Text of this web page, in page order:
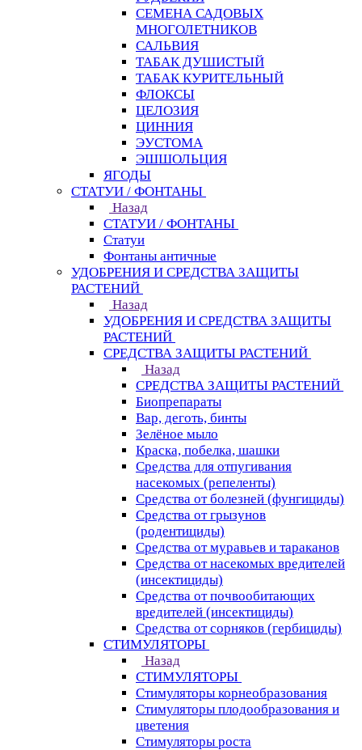
СЕМЕНА САДОВЫХ
МНОГОЛЕТНИКОВ
САЛЬВИЯ
ТАБАК ДУШИСТЫЙ
ТАБАК КУРИТЕЛЬНЫЙ
ФЛОКСЫ
ЦЕЛОЗИЯ
ЦИННИЯ
ЭУСТОМА
ЭШШОЛЬЦИЯ
ЯГОДЫ
СТАТУИ / ФОНТАНЫ
Назад
СТАТУИ / ФОНТАНЫ
Статуи
Фонтаны античные
УДОБРЕНИЯ И СРЕДСТВА ЗАЩИТЫ
РАСТЕНИЙ
Назад
УДОБРЕНИЯ И СРЕДСТВА ЗАЩИТЫ
РАСТЕНИЙ
СРЕДСТВА ЗАЩИТЫ РАСТЕНИЙ
Назад
СРЕДСТВА ЗАЩИТЫ РАСТЕНИЙ
Биопрепараты
Вар, деготь, бинты
Зелёное мыло
Краска, побелка, шашки
Средства для отпугивания
насекомых (репеленты)
Средства от болезней (фунгициды)
Средства от грызунов
(родентициды)
Средства от муравьев и тараканов
Средства от насекомых вредителей
(инсектициды)
Средства от почвообитающих
вредителей (инсектициды)
Средства от сорняков (гербициды)
СТИМУЛЯТОРЫ
Назад
СТИМУЛЯТОРЫ
Стимуляторы корнеобразования
Стимуляторы плодообразования и
цветения
Стимуляторы роста